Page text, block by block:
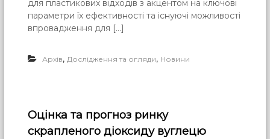
для пластикових відходів з акцентом на ключові
параметри їх ефективності та існуючі можливості
впровадження для […]
Архів,Дослідження та огляди, Новини
Оцінка та прогноз ринку
скрапленого діоксиду вуглецю